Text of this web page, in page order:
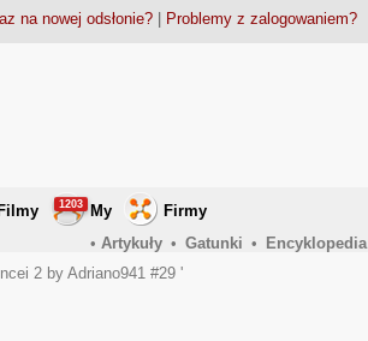
na nowej odsłonie?| Problemy z zalogowaniem?
Filmy My
1203
Firmy
• Artykuły • Gatunki • Encyklopedia
2 by Adriano941 #29 '